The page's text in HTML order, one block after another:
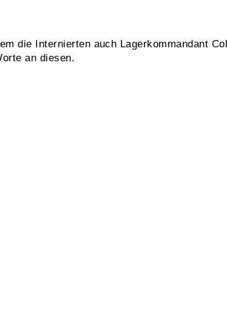
die Internierten auch Lagerkommandant
an diesen.